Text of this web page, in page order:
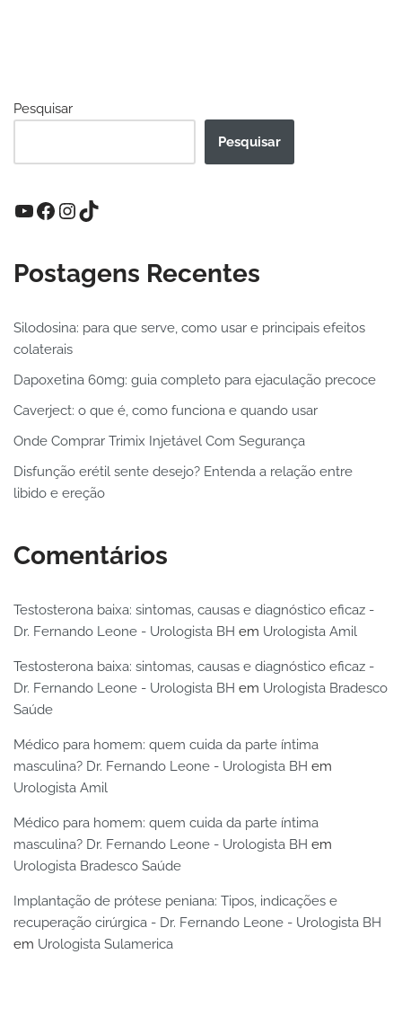
Pesquisar
Pesquisar
Postagens Recentes
Silodosina: para que serve, como usar e principais efeitos
colaterais
Dapoxetina 60mg: guia completo para ejaculação precoce
Caverject: o que é, como funciona e quando usar
Onde Comprar Trimix Injetável Com Segurança
Disfunção erétil sente desejo? Entenda a relação entre
libido e ereção
Comentários
Testosterona baixa: sintomas, causas e diagnóstico eficaz -
Dr. Fernando Leone - Urologista BH em Urologista Amil
Testosterona baixa: sintomas, causas e diagnóstico eficaz -
Dr. Fernando Leone - Urologista BH em Urologista Bradesco
Saúde
Médico para homem: quem cuida da parte íntima
masculina? Dr. Fernando Leone - Urologista BH em
Urologista Amil
Médico para homem: quem cuida da parte íntima
masculina? Dr. Fernando Leone - Urologista BH em
Urologista Bradesco Saúde
Implantação de prótese peniana: Tipos, indicações e
recuperação cirúrgica - Dr. Fernando Leone - Urologista BH
em Urologista Sulamerica